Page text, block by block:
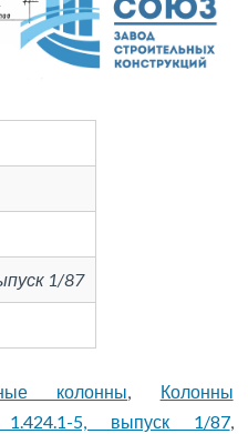
1/87
колонны, Колонны
1.424.1-5, выпуск 1/87,